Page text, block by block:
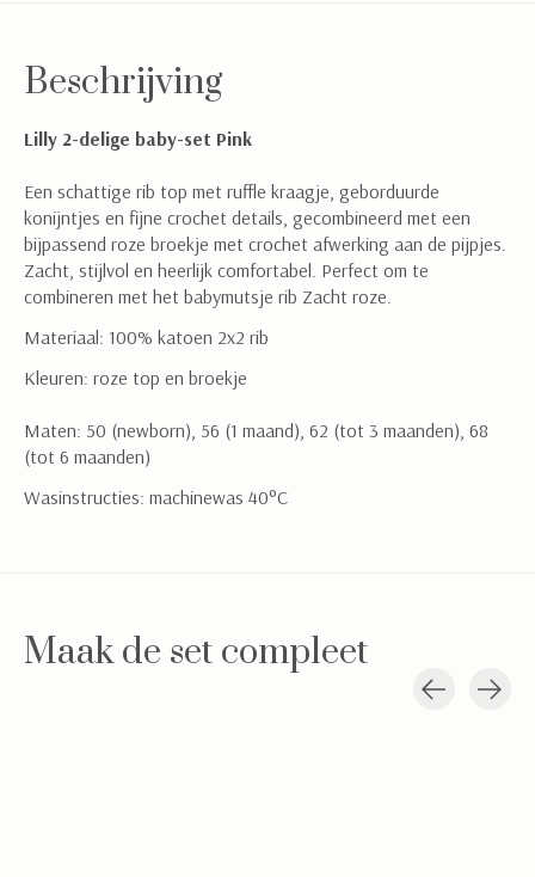
Beschrijving
Lilly 2-delige baby-set Pink
Een schattige rib top met ruffle kraagje, geborduurde
konijntjes en fijne crochet details, gecombineerd met een
bijpassend roze broekje met crochet afwerking aan de pijpjes.
Zacht, stijlvol en heerlijk comfortabel. Perfect om te
combineren met het babymutsje rib Zacht roze.
Materiaal: 100% katoen 2x2 rib
Kleuren: roze top en broekje
Maten: 50 (newborn), 56 (1 maand), 62 (tot 3 maanden), 68
(tot 6 maanden)
Wasinstructies: machinewas 40°C
Maak de set compleet